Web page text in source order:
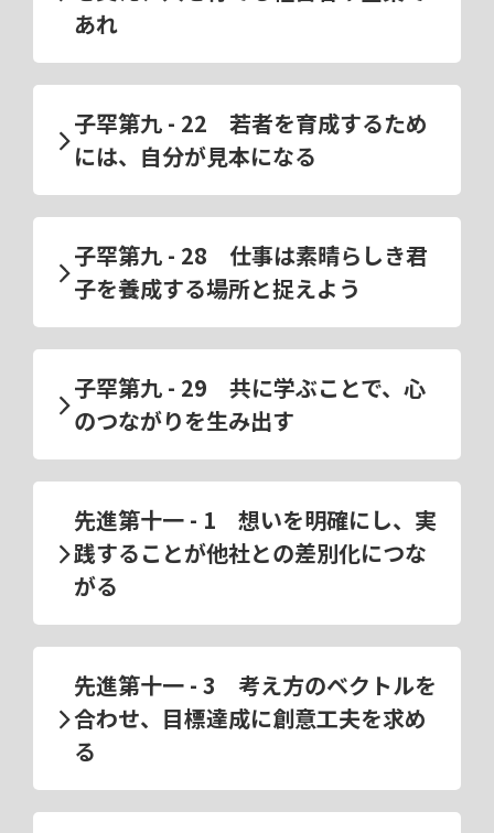
あれ
子罕第九 - 22 若者を育成するため
には、自分が見本になる
子罕第九 - 28 仕事は素晴らしき君
子を養成する場所と捉えよう
子罕第九 - 29 共に学ぶことで、心
のつながりを生み出す
先進第十一 - 1 想いを明確にし、実
践することが他社との差別化につな
がる
先進第十一 - 3 考え方のベクトルを
合わせ、目標達成に創意工夫を求め
る